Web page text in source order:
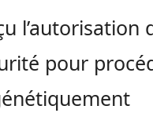
l’autorisation
pour